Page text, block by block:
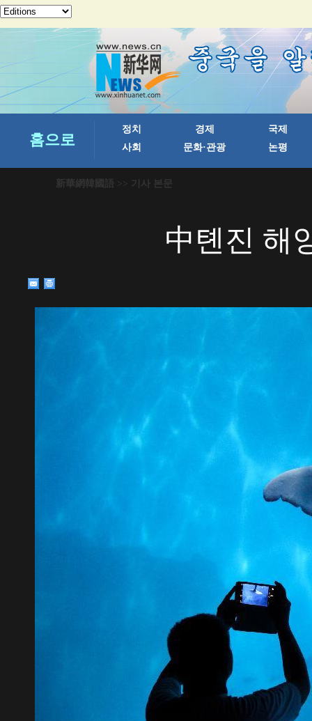
新華網韓國語 >> 기사 본문
中톈진 해